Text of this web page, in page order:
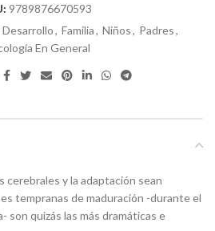
9789876670593
Desarrollo, Familia, Niños, Padres,
En General
cerebrales y la adaptación sean
tempranas de maduración -durante el
son quizás las más dramáticas e